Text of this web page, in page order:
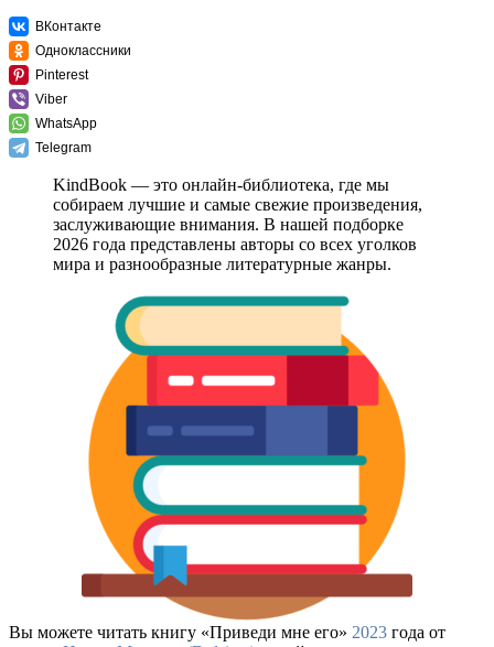
ВКонтакте
Одноклассники
Pinterest
Viber
WhatsApp
Telegram
KindBook — это онлайн-библиотека, где мы
собираем лучшие и самые свежие произведения,
заслуживающие внимания. В нашей подборке
2026 года представлены авторы со всех уголков
мира и разнообразные литературные жанры.
Вы можете читать книгу «Приведи мне его» 2023 года от